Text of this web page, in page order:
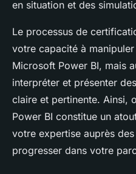
en situation et des
Le processus de
votre capacité à
Microsoft Power BI, mais
interpréter et présenter
claire et pertinente. Ainsi,
Power BI constitue un
votre expertise auprès
progresser dans votre